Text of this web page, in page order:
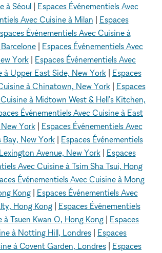
à Séoul| Espaces Événementiels Avec
Avec Cuisine à Milan | Espaces
Événementiels Avec Cuisine à
| Espaces Événementiels Avec
York | Espaces Événementiels Avec
à Upper East Side, New York| Espaces
à Chinatown, New York| Espaces
à Midtown West & Hell's Kitchen,
Événementiels Avec Cuisine à East
York| Espaces Événementiels Avec
Bay, New York | Espaces Événementiels
Avenue, New York| Espaces
Avec Cuisine à Tsim Sha Tsui, Hong
Événementiels Avec Cuisine à Mong
Kong| Espaces Événementiels Avec
Hong Kong| Espaces Événementiels
Tsuen Kwan O, Hong Kong | Espaces
à Notting Hill, Londres | Espaces
à Covent Garden, Londres | Espaces